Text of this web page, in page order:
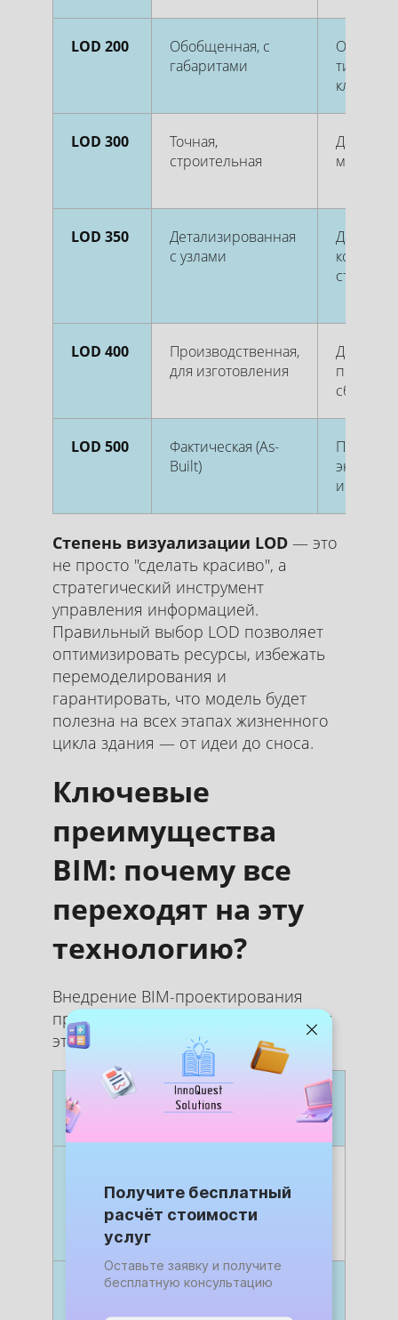
LOD 200
Обобщенная, с
габаритами
LOD 300
Точная,
строительная
Данные
монтажа
LOD 350
Детализированная
с узлами
Данные
LOD 400
Производственная,
для изготовления
Данные
сборки
LOD 500
Фактическая (As-
Built)
Полная
Степень визуализации LOD — это
не просто "сделать красиво", а
стратегический инструмент
управления информацией.
Правильный выбор LOD позволяет
оптимизировать ресурсы, избежать
перемоделирования и
гарантировать, что модель будет
полезна на всех этапах жизненного
цикла здания — от идеи до сноса.
Ключевые
преимущества
BIM: почему все
переходят на эту
технологию?
Внедрение BIM-проектирования
приносит ощутимые выгоды на всех
этапах:
Преимущество
Заказчика
ошибок
дорогостоящих
переделок на
Сокращение
Быстрый
Получите бесплатный
расчёт стоимости
услуг
Оставьте заявку и получите
бесплатную консультацию